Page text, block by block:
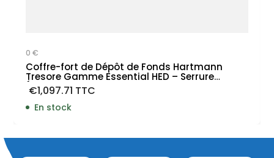
0 €
Coffre-fort de Dépôt de Fonds Hartmann
Tresore Gamme Essential HED – Serrure
Électronique
€1,097.71 TTC
En stock